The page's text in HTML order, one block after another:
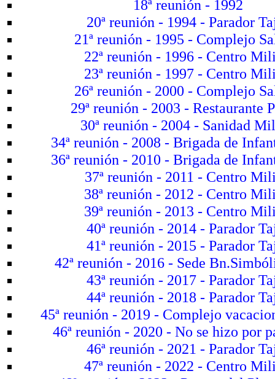
18ª reunión - 1992
20ª reunión - 1994 - Parador
21ª reunión - 1995 - Complejo
22ª reunión - 1996 - Centro
23ª reunión - 1997 - Centro
26ª reunión - 2000 - Complejo
29ª reunión - 2003 - Restaurante
30ª reunión - 2004 - Sanidad
34ª reunión - 2008 - Brigada de
36ª reunión - 2010 - Brigada de
37ª reunión - 2011 - Centro
38ª reunión - 2012 - Centro
39ª reunión - 2013 - Centro
40ª reunión - 2014 - Parador
41ª reunión - 2015 - Parador
42ª reunión - 2016 - Sede
43ª reunión - 2017 - Parador
44ª reunión - 2018 - Parador
45ª reunión - 2019 - Complejo
46ª reunión - 2020 - No se hizo por
46ª reunión - 2021 - Parador
47ª reunión - 2022 - Centro